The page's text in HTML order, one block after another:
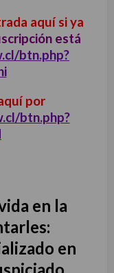
aquí si ya
está
btn.php?
por
btn.php?
en la
en